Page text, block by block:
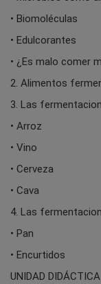
• Biomoléculas
• Edulcorantes
• ¿Es malo comer
2. Alimentos
3. Las
• Arroz
• Vino
• Cerveza
• Cava
4. Las
• Pan
• Encurtidos
UNIDAD